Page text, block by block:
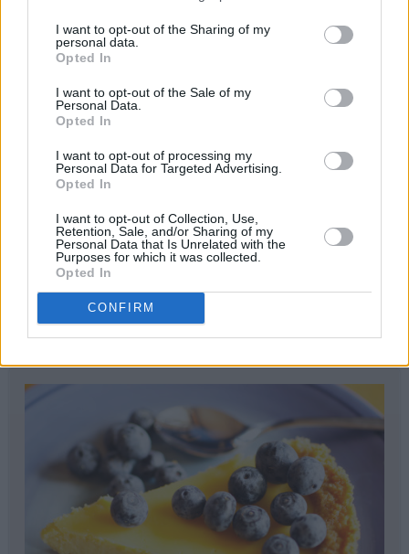
I want to opt-out of the Sharing of my
personal data.
Opted In
I want to opt-out of the Sale of my
Personal Data.
Opted In
I want to opt-out of processing my
Personal Data for Targeted Advertising.
Opted In
I want to opt-out of Collection, Use,
Retention, Sale, and/or Sharing of my
Personal Data that Is Unrelated with the
Purposes for which it was collected.
Opted In
CONFIRM